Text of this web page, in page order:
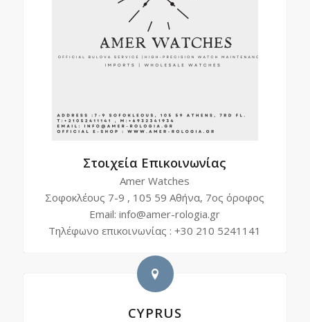
Στοιχεία Επικοινωνίας
Amer Watches
Σοφοκλέους 7-9 , 105 59 Αθήνα, 7ος όροφος
Email: info@amer-rologia.gr
Τηλέφωνο επικοινωνίας : +30 210 5241141
CYPRUS